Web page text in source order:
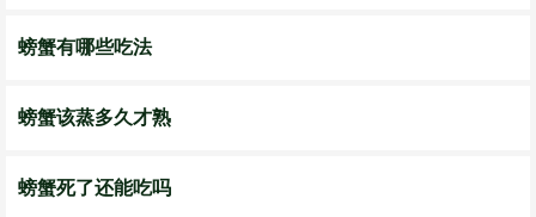
螃蟹有哪些吃法
螃蟹该蒸多久才熟
螃蟹死了还能吃吗